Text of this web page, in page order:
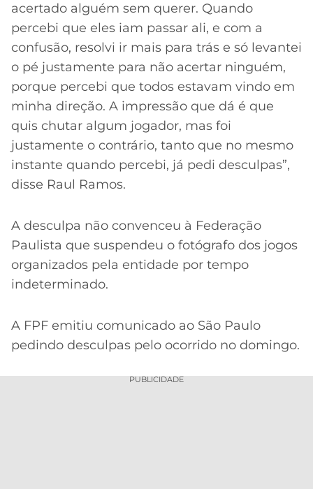
acertado alguém sem querer. Quando
percebi que eles iam passar ali, e com a
confusão, resolvi ir mais para trás e só levantei
o pé justamente para não acertar ninguém,
porque percebi que todos estavam vindo em
minha direção. A impressão que dá é que
quis chutar algum jogador, mas foi
justamente o contrário, tanto que no mesmo
instante quando percebi, já pedi desculpas”,
disse Raul Ramos.
A desculpa não convenceu à Federação
Paulista que suspendeu o fotógrafo dos jogos
organizados pela entidade por tempo
indeterminado.
A FPF emitiu comunicado ao São Paulo
pedindo desculpas pelo ocorrido no domingo.
PUBLICIDADE